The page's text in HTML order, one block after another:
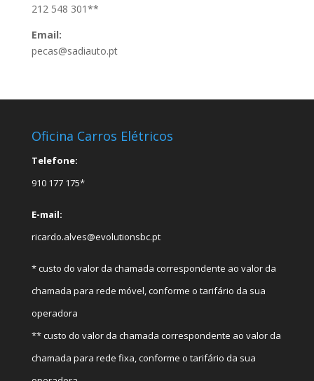
212 548 301**
Email:
pecas@sadiauto.pt
Oficina Carros Elétricos
Telefone:
910 177 175*
E-mail:
ricardo.alves@evolutionsbc.pt
* custo do valor da chamada correspondente ao valor da
chamada para rede móvel, conforme o tarifário da sua
operadora
** custo do valor da chamada correspondente ao valor da
chamada para rede fixa, conforme o tarifário da sua